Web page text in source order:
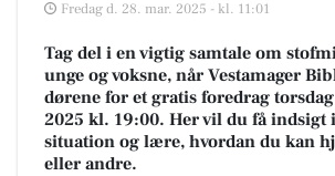
Fredag d. 28. mar. 2025 - kl. 11:01
Tag del i en vigtig samtale om
unge og voksne, når Vestamager
dørene for et gratis foredrag
2025 kl. 19:00. Her vil du få indsigt
situation og lære, hvordan du kan
eller andre.